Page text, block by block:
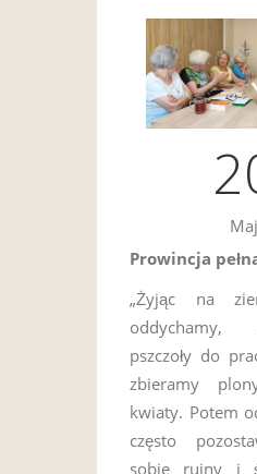
Maj
Prowincja
„Żyjąc na
oddychamy,
pszczoły do
zbieramy
kwiaty. Potem
często
sobie ruiny i